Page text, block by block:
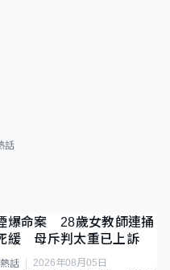
話
爆命案 28歲女教師連捅
緩 母斥判太重已上訴
話 2026年08月05日